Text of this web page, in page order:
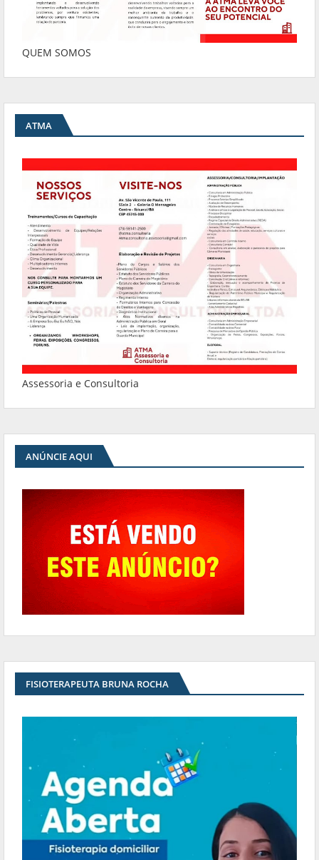
QUEM SOMOS
ATMA
Assessoria e Consultoria
ANÚNCIE AQUI
FISIOTERAPEUTA BRUNA ROCHA